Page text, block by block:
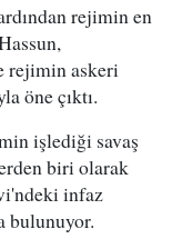
rejimin en
rejimin askeri
öne çıktı.
işlediği savaş
biri olarak
infaz
bulunuyor.